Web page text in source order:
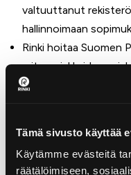
Tämä sivusto käyttää
Käytämme evästeitä
räätälöimiseen,
valtuuttanut
hallinnoimaan
Rinki hoitaa Suomen
yritysasiakkaiden
toimeksiannosta.
Yritys tekee
tuottajayhteisön